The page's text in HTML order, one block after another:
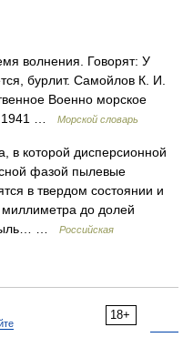
волнения. Говорят: У
бурлит. Самойлов К. И.
Военно морское
1941 …
Морской словарь
в которой дисперсионной
фазой пылевые
в твердом состоянии и
до долей
…
Российская
18+